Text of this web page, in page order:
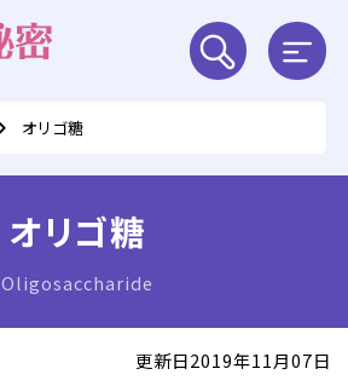
オリゴ糖
オリゴ糖
Oligosaccharide
更新日2019年11月07日